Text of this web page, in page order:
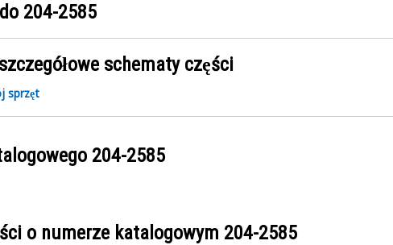
204-2585
schematy części
sprzęt
204-2585
o numerze katalogowym 204-2585